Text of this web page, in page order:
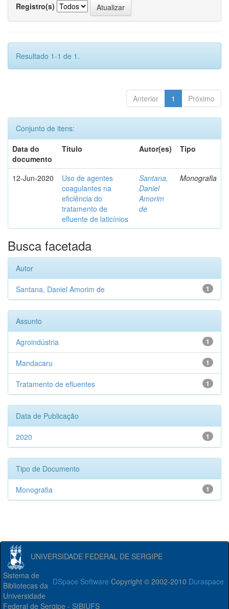
Registro(s)
Resultado 1-1 de 1.
Anterior 1 Próximo
Conjunto de itens:
Data do
documento
Título Autor(es) Tipo
12-Jun-2020
Uso de agentes
coagulantes na
eficiência do
tratamento de
efluente de laticínios
Santana,
Daniel
Amorim
de
Monografia
Busca facetada
Autor
1
Santana, Daniel Amorim de
Assunto
1
Agroindústria
1
Mandacaru
1
Tratamento de efluentes
Data de Publicação
1
2020
Tipo de Documento
1
Monografia
UNIVERSIDADE FEDERAL DE SERGIPE
DSpace Software Copyright © 2002-2010 Duraspace
Sistema de
Bibliotecas da
Universidade
Federal de Sergipe - SIBIUFS